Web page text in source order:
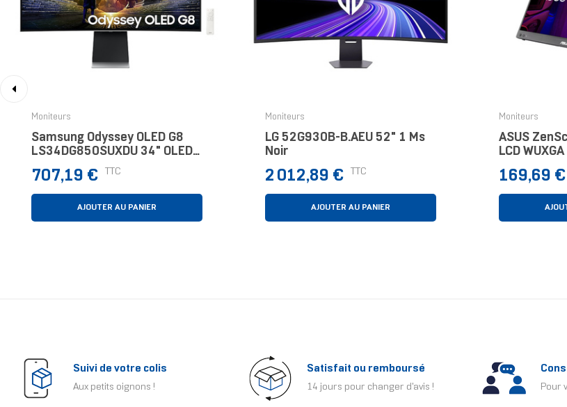
Moniteurs
Samsung Odyssey OLED G8
LS34DG850SUXDU 34" OLED
0,03 Ms Argent
Prix
707,19 € TTC
AJOUTER AU PANIER
Moniteurs
LG 52G930B-B.AEU 52" 1 Ms
Noir
Prix
2 012,89 € TTC
AJOUTER AU PANIER
Moniteurs
ASUS
LCD
Prix
169,69 €
Suivi de votre colis
Aux petits oignons !
Satisfait ou remboursé
14 jours pour changer d'avis ! Pour